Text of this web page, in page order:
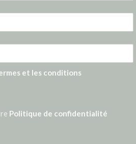
et les conditions
Politique de confidentialité